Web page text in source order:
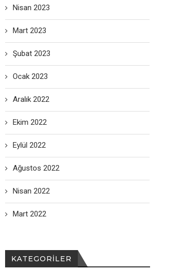
Nisan 2023
Mart 2023
Şubat 2023
Ocak 2023
Aralık 2022
Ekim 2022
Eylül 2022
Ağustos 2022
Nisan 2022
Mart 2022
KATEGORILER